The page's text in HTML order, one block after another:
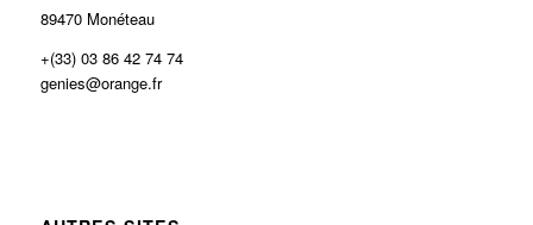
89470 Monéteau
+(33) 03 86 42 74 74
genies@orange.fr